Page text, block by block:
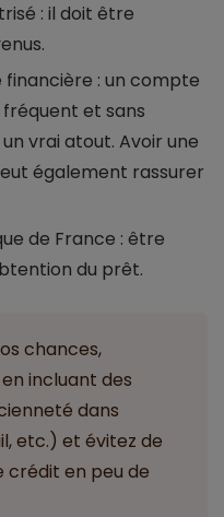
: il doit être
: un compte
et sans
vrai atout. Avoir une
également rassurer
de France : être
du prêt.
chances,
incluant des
dans
etc.) et évitez de
crédit en peu de